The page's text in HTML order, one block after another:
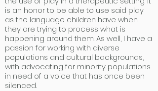
is an honor to be able to use said play
as the language children have when
they are trying to process what is
happening around them. As well, I have a
passion for working with diverse
populations and cultural backgrounds,
with advocating for minority populations
in need of a voice that has once been
silenced.